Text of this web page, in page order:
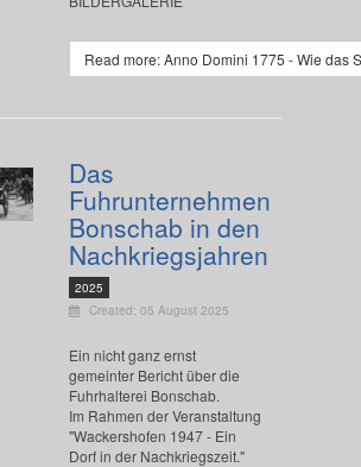
Read more: Anno Domini 1775 - Wie das
Das
Fuhrunternehmen
Bonschab in den
Nachkriegsjahren
2025
Created: 05 August 2025
Ein nicht ganz ernst
gemeinter Bericht über die
Fuhrhalterei Bonschab.
Im Rahmen der Veranstaltung
"Wackershofen 1947 - Ein
Dorf in der Nachkriegszeit."